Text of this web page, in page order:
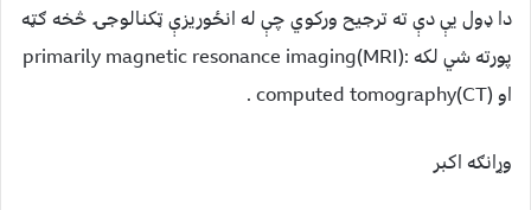
دا ډول یې دې ته ترجیح ورکوي چې له انځوریزې ټکنالوجۍ څخه ګټه
پورته شي لکه :primarily magnetic resonance imaging(MRI)
او computed tomography(CT) .
وړانګه اکبر